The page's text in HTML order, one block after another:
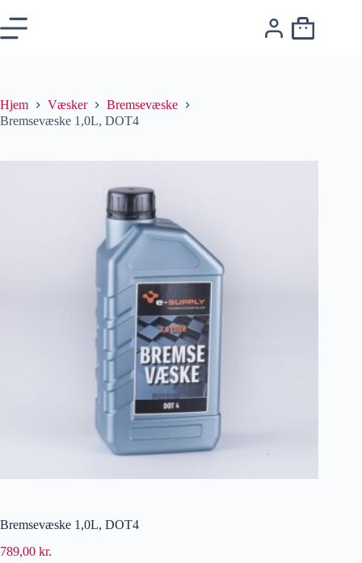
Hjem Væsker
Bremsevæske
Bremsevæske 1,0L, DOT4
Bremsevæske 1,0L, DOT4
789,00 kr.